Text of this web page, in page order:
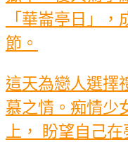
「華崙亭日」
節。
這天為戀人選擇
慕之情。痴情少
上， 盼望自己